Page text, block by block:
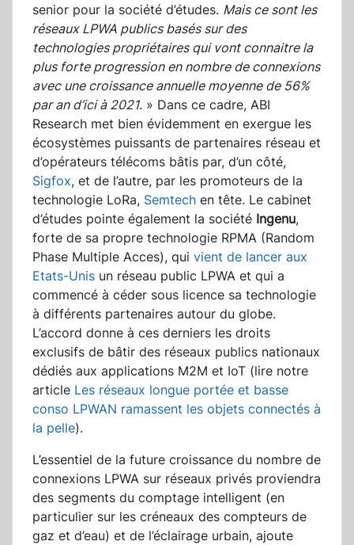
senior pour la société d’études. Mais ce sont les
réseaux LPWA publics basés sur des
technologies propriétaires qui vont connaitre la
plus forte progression en nombre de connexions
avec une croissance annuelle moyenne de 56%
par an d’ici à 2021. » Dans ce cadre, ABI
Research met bien évidemment en exergue les
écosystèmes puissants de partenaires réseau et
d’opérateurs télécoms bâtis par, d’un côté,
Sigfox, et de l’autre, par les promoteurs de la
technologie LoRa, Semtech en tête. Le cabinet
d’études pointe également la société Ingenu,
forte de sa propre technologie RPMA (Random
Phase Multiple Acces), qui vient de lancer aux
Etats-Unis un réseau public LPWA et qui a
commencé à céder sous licence sa technologie
à différents partenaires autour du globe.
L’accord donne à ces derniers les droits
exclusifs de bâtir des réseaux publics nationaux
dédiés aux applications M2M et IoT (lire notre
article Les réseaux longue portée et basse
conso LPWAN ramassent les objets connectés à
la pelle).
L’essentiel de la future croissance du nombre de
connexions LPWA sur réseaux privés proviendra
des segments du comptage intelligent (en
particulier sur les créneaux des compteurs de
gaz et d’eau) et de l’éclairage urbain, ajoute